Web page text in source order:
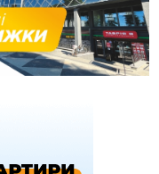
посуха - рівні
бійка, поліція
на понад 20 млн грн
БПЛА розшукали
ягід